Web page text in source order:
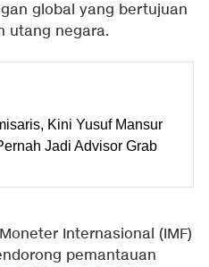
global yang bertujuan
utang negara.
Kini Yusuf Mansur
Jadi Advisor Grab
Internasional (IMF)
pemantauan